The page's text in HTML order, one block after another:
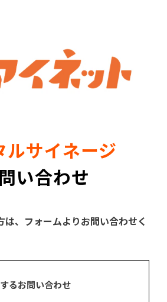
ルサイネージ
い合わせ
は、フォームよりお問い合わせく
るお問い合わせ